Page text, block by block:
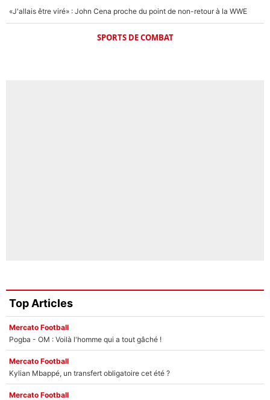
«J'allais être viré» : John Cena proche du point de non-retour à la WWE
SPORTS DE COMBAT
Top Articles
Mercato Football
Pogba - OM : Voilà l'homme qui a tout gâché !
Mercato Football
Kylian Mbappé, un transfert obligatoire cet été ?
Mercato Football